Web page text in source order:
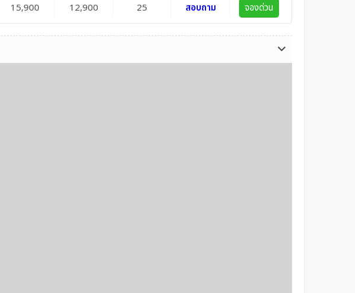
15,900 12,900 25 สอบถาม จองด่วน